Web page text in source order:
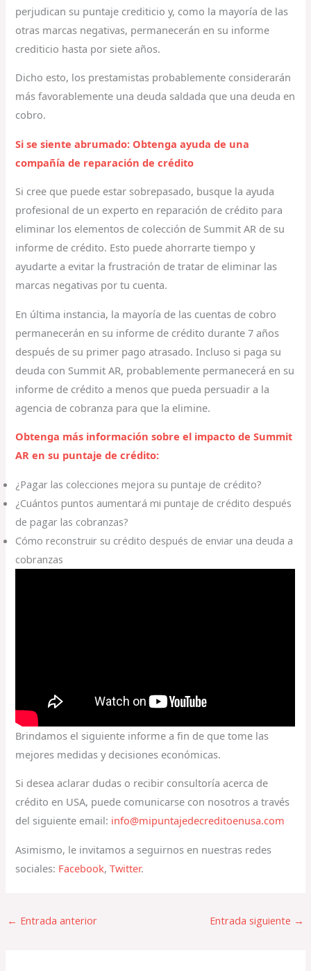
perjudican su puntaje crediticio y, como la mayoría de las
otras marcas negativas, permanecerán en su informe
crediticio hasta por siete años.
Dicho esto, los prestamistas probablemente considerarán
más favorablemente una deuda saldada que una deuda en
cobro.
Si se siente abrumado: Obtenga ayuda de una
compañía de reparación de crédito
Si cree que puede estar sobrepasado, busque la ayuda
profesional de un experto en reparación de crédito para
eliminar los elementos de colección de Summit AR de su
informe de crédito. Esto puede ahorrarte tiempo y
ayudarte a evitar la frustración de tratar de eliminar las
marcas negativas por tu cuenta.
En última instancia, la mayoría de las cuentas de cobro
permanecerán en su informe de crédito durante 7 años
después de su primer pago atrasado. Incluso si paga su
deuda con Summit AR, probablemente permanecerá en su
informe de crédito a menos que pueda persuadir a la
agencia de cobranza para que la elimine.
Obtenga más información sobre el impacto de Summit
AR en su puntaje de crédito:
¿Pagar las colecciones mejora su puntaje de crédito?
¿Cuántos puntos aumentará mi puntaje de crédito después
de pagar las cobranzas?
Cómo reconstruir su crédito después de enviar una deuda a
cobranzas
Brindamos el siguiente informe a fin de que tome las
mejores medidas y decisiones económicas.
Si desea aclarar dudas o recibir consultoría acerca de
crédito en USA, puede comunicarse con nosotros a través
del siguiente email: info@mipuntajedecreditoenusa.com
Asimismo, le invitamos a seguirnos en nuestras redes
sociales: Facebook,Twitter.
← Entrada anterior Entrada siguiente →